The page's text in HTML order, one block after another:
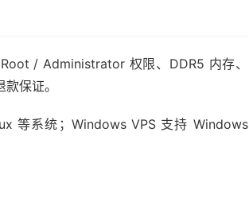
/ Administrator 权限、DDR5 内存、
保证。
等系统；Windows VPS 支持 Windows